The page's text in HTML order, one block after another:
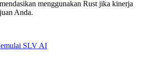
menggunakan Rust jika kinerja
Anda.
SLV AI